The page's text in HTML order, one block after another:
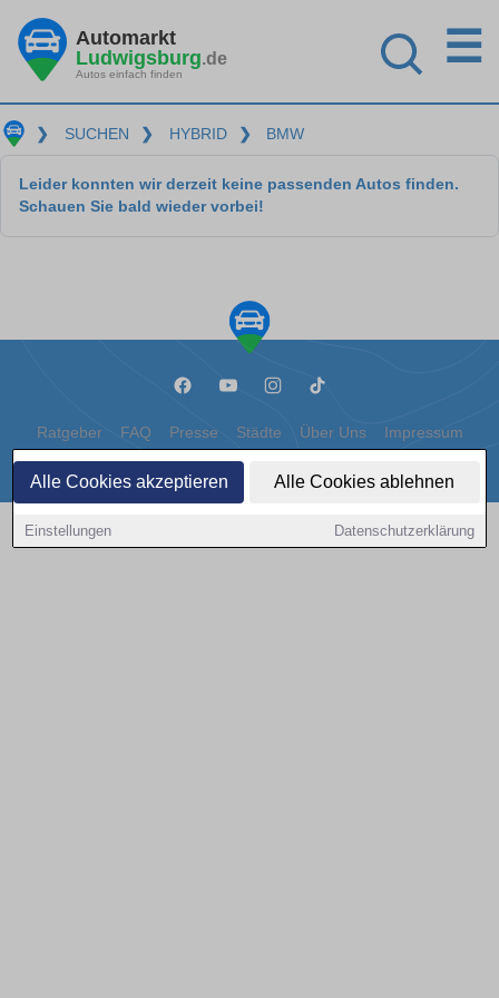
Alle Cookies akzeptieren Alle Cookies ablehnen
Einstellungen Datenschutzerklärung
Automarkt
Ludwigsburg.de
Autos einfach finden
☰
❯ SUCHEN ❯ HYBRID ❯ BMW
Leider konnten wir derzeit keine passenden Autos finden.
Schauen Sie bald wieder vorbei!
Ratgeber FAQ Presse Städte Über Uns Impressum
Datenschutz Cookies
Copyright © 2000 - 2026 | 1A Infosysteme GmbH | Content by: 1a-sites-autos